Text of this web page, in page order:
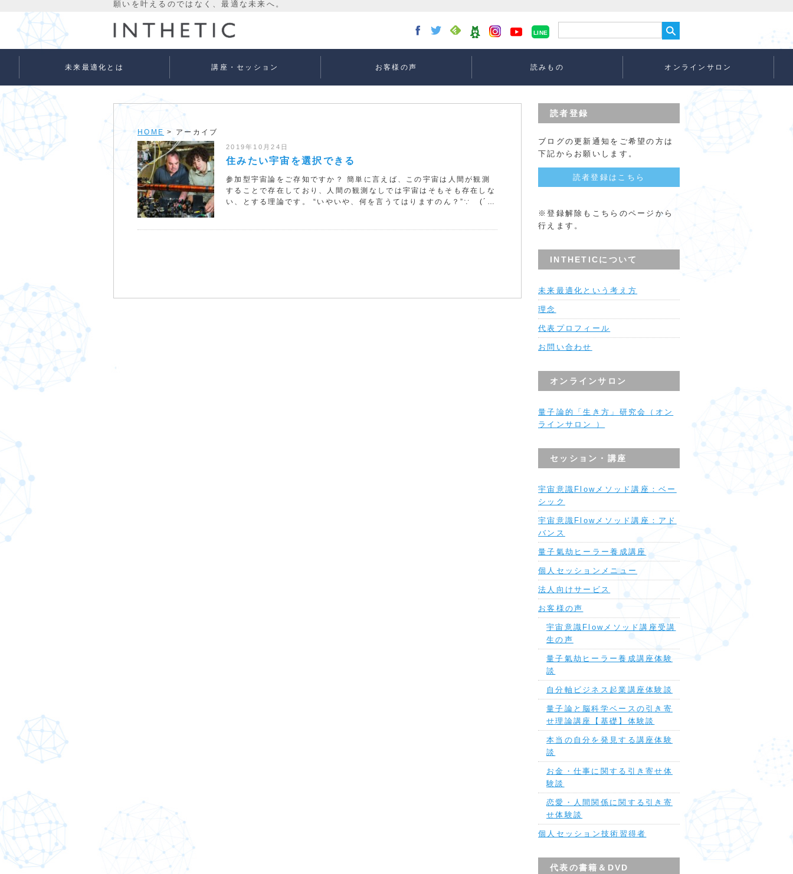
LINE
未来最適化とは 講座・セッション お客様の声 読みもの オンラインサロン
HOME > アーカイブ
2019年10月24日
住みたい宇宙を選択できる
参加型宇宙論をご存知ですか？ 簡単に言えば、この宇宙は人間が観測
することで存在しており、人間の観測なしでは宇宙はそもそも存在しな
い、とする理論です。 “いやいや、何を言うてはりますのん？”∵ゞ(´…
読者登録
ブログの更新通知をご希望の方は
下記からお願いします。
読者登録はこちら
※登録解除もこちらのページから
行えます。
INTHETICについて
未来最適化という考え方
理念
代表プロフィール
お問い合わせ
オンラインサロン
量子論的「生き方」研究会（オン
ラインサロン ）
セッション・講座
宇宙意識Flowメソッド講座：ベー
シック
宇宙意識Flowメソッド講座：アド
バンス
量子氣劫ヒーラー養成講座
個人セッションメニュー
法人向けサービス
お客様の声
宇宙意識Flowメソッド講座受講
生の声
量子氣劫ヒーラー養成講座体験
談
自分軸ビジネス起業講座体験談
量子論と脳科学ベースの引き寄
せ理論講座【基礎】体験談
本当の自分を発見する講座体験
談
お金・仕事に関する引き寄せ体
験談
恋愛・人間関係に関する引き寄
せ体験談
個人セッション技術習得者
代表の書籍＆DVD